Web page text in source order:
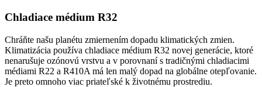
Chladiace médium R32
Chráňte našu planétu zmiernením dopadu klimatických zmien.
Klimatizácia používa chladiace médium R32 novej generácie, ktoré
nenarušuje ozónovú vrstvu a v porovnaní s tradičnými chladiacimi
médiami R22 a R410A má len malý dopad na globálne otepľovanie.
Je preto omnoho viac priateľské k životnému prostrediu.